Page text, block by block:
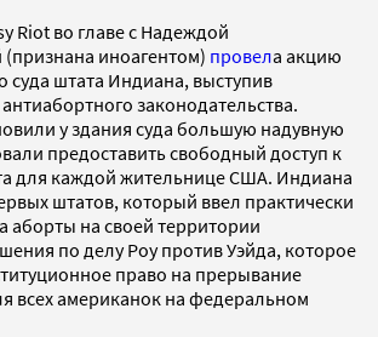
Riot во главе с Надеждой
иноагентом) провела акцию
суда штата Индиана, выступив
законодательства.
у здания суда большую надувную
предоставить свободный доступ к
для каждой жительнице США. Индиана
штатов, который ввел практически
аборты на своей территории
по делу Роу против Уэйда, которое
право на прерывание
всех американок на федеральном